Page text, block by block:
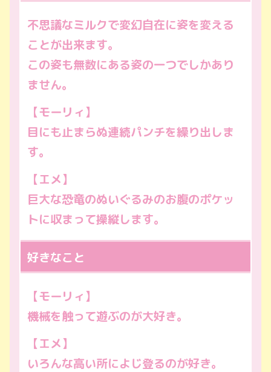
不思議なミルクで変幻自在に姿を変える
ことが出来ます。
この姿も無数にある姿の一つでしかあり
ません。
【モーリィ】
目にも止まらぬ連続パンチを繰り出しま
す。
【エメ】
巨大な恐竜のぬいぐるみのお腹のポケッ
トに収まって操縦します。
好きなこと
【モーリィ】
機械を触って遊ぶのが大好き。
【エメ】
いろんな高い所によじ登るのが好き。